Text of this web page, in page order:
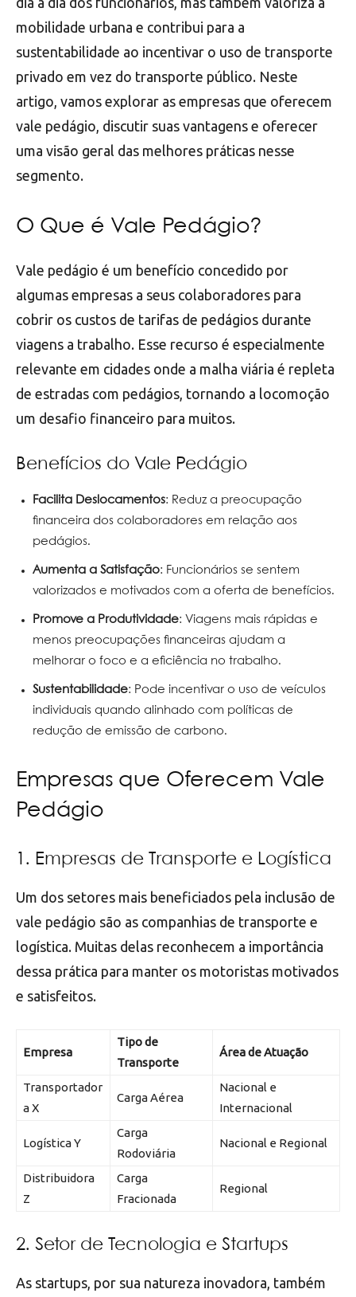
mobilidade urbana e contribui para a
sustentabilidade ao incentivar o uso de transporte
privado em vez do transporte público. Neste
artigo, vamos explorar as empresas que oferecem
vale pedágio, discutir suas vantagens e oferecer
uma visão geral das melhores práticas nesse
segmento.
O Que é Vale Pedágio?
Vale pedágio é um benefício concedido por
algumas empresas a seus colaboradores para
cobrir os custos de tarifas de pedágios durante
viagens a trabalho. Esse recurso é especialmente
relevante em cidades onde a malha viária é repleta
de estradas com pedágios, tornando a locomoção
um desafio financeiro para muitos.
Benefícios do Vale Pedágio
Facilita Deslocamentos: Reduz a preocupação
financeira dos colaboradores em relação aos
pedágios.
Aumenta a Satisfação: Funcionários se sentem
valorizados e motivados com a oferta de benefícios.
Promove a Produtividade: Viagens mais rápidas e
menos preocupações financeiras ajudam a
melhorar o foco e a eficiência no trabalho.
Sustentabilidade: Pode incentivar o uso de veículos
individuais quando alinhado com políticas de
redução de emissão de carbono.
Empresas que Oferecem Vale
Pedágio
1. Empresas de Transporte e Logística
Um dos setores mais beneficiados pela inclusão de
vale pedágio são as companhias de transporte e
logística. Muitas delas reconhecem a importância
dessa prática para manter os motoristas motivados
e satisfeitos.
Empresa
Tipo de
Transporte
Área de Atuação
Transportador
a X
Carga Aérea
Nacional e
Internacional
Logística Y
Carga
Rodoviária
Nacional e Regional
Distribuidora
Z
Carga
Fracionada
Regional
2. Setor de Tecnologia e Startups
As startups, por sua natureza inovadora, também